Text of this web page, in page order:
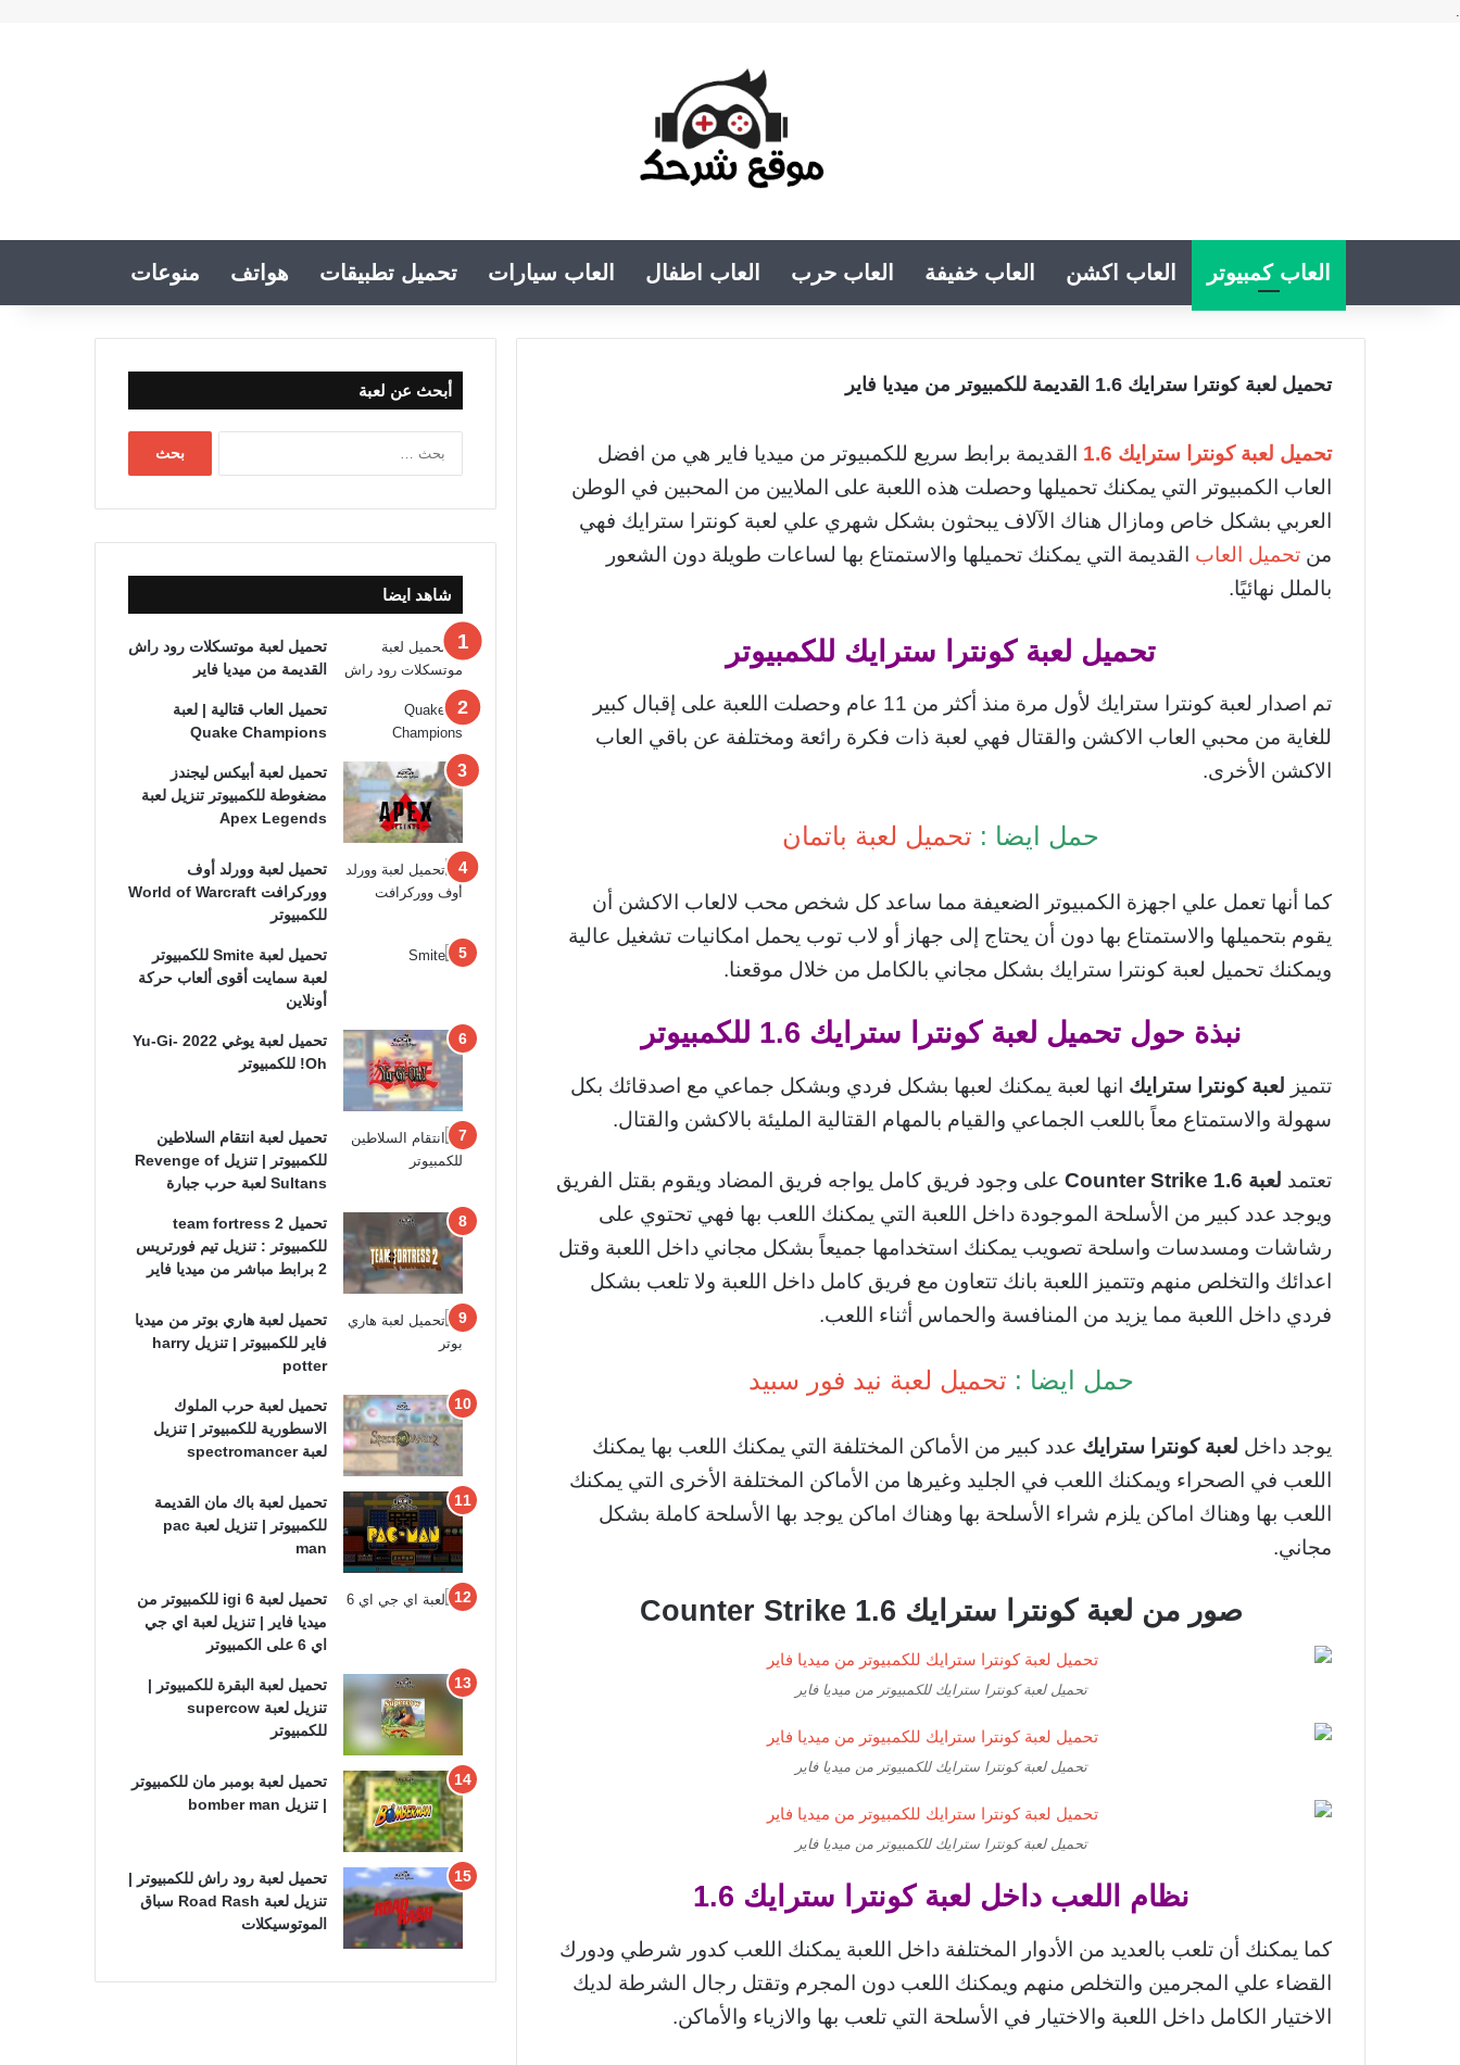
.
العاب كمبيوتر العاب اكشن العاب خفيفة العاب حرب العاب اطفال العاب سيارات تحميل تطبيقات هواتف منوعات
تحميل لعبة كونترا سترايك 1.6 القديمة للكمبيوتر من ميديا فاير
تحميل لعبة كونترا سترايك 1.6
القديمة برابط سريع للكمبيوتر من ميديا فاير هي من افضل
العاب الكمبيوتر التي يمكنك تحميلها وحصلت هذه اللعبة على الملايين من المحبين في الوطن
العربي بشكل خاص ومازال هناك الآلاف يبحثون بشكل شهري علي لعبة كونترا سترايك فهي
من تحميل العاب القديمة التي يمكنك تحميلها والاستمتاع بها لساعات طويلة دون الشعور
بالملل نهائيًا.
تحميل لعبة كونترا سترايك للكمبيوتر
تم اصدار لعبة كونترا سترايك لأول مرة منذ أكثر من 11 عام وحصلت اللعبة على إقبال كبير
للغاية من محبي العاب الاكشن والقتال فهي لعبة ذات فكرة رائعة ومختلفة عن باقي العاب
الاكشن الأخرى.
حمل ايضا : تحميل لعبة باتمان
كما أنها تعمل علي اجهزة الكمبيوتر الضعيفة مما ساعد كل شخص محب لالعاب الاكشن أن
يقوم بتحميلها والاستمتاع بها دون أن يحتاج إلى جهاز أو لاب توب يحمل امكانيات تشغيل عالية
ويمكنك تحميل لعبة كونترا سترايك بشكل مجاني بالكامل من خلال موقعنا.
نبذة حول تحميل لعبة كونترا سترايك 1.6 للكمبيوتر
تتميز لعبة كونترا سترايك انها لعبة يمكنك لعبها بشكل فردي وبشكل جماعي مع اصدقائك بكل
سهولة والاستمتاع معاً باللعب الجماعي والقيام بالمهام القتالية المليئة بالاكشن والقتال.
تعتمد لعبة Counter Strike 1.6
على وجود فريق كامل يواجه فريق المضاد ويقوم بقتل الفريق
ويوجد عدد كبير من الأسلحة الموجودة داخل اللعبة التي يمكنك اللعب بها فهي تحتوي على
رشاشات ومسدسات واسلحة تصويب يمكنك استخدامها جميعاً بشكل مجاني داخل اللعبة وقتل
اعدائك والتخلص منهم وتتميز اللعبة بانك تتعاون مع فريق كامل داخل اللعبة ولا تلعب بشكل
فردي داخل اللعبة مما يزيد من المنافسة والحماس أثناء اللعب.
حمل ايضا : تحميل لعبة نيد فور سبيد
يوجد داخل لعبة كونترا سترايك عدد كبير من الأماكن المختلفة التي يمكنك اللعب بها يمكنك
اللعب في الصحراء ويمكنك اللعب في الجليد وغيرها من الأماكن المختلفة الأخرى التي يمكنك
اللعب بها وهناك اماكن يلزم شراء الأسلحة بها وهناك اماكن يوجد بها الأسلحة كاملة بشكل
مجاني.
صور من لعبة كونترا سترايك Counter Strike 1.6
تحميل لعبة كونترا سترايك للكمبيوتر من ميديا فاير
تحميل لعبة كونترا سترايك للكمبيوتر من ميديا فاير
تحميل لعبة كونترا سترايك للكمبيوتر من ميديا فاير
نظام اللعب داخل لعبة كونترا سترايك 1.6
كما يمكنك أن تلعب بالعديد من الأدوار المختلفة داخل اللعبة يمكنك اللعب كدور شرطي ودورك
القضاء علي المجرمين والتخلص منهم ويمكنك اللعب دون المجرم وتقتل رجال الشرطة لديك
الاختيار الكامل داخل اللعبة والاختيار في الأسلحة التي تلعب بها والازياء والأماكن.
أبحث عن لعبة
شاهد ايضا
تحميل لعبة موتسكلات رود راش
القديمة من ميديا فاير
تحميل العاب قتالية | لعبة
Quake Champions
تحميل لعبة أبيكس ليجندز
مضغوطة للكمبيوتر تنزيل لعبة
Apex Legends
تحميل لعبة وورلد أوف
ووركرافت World of Warcraft
للكمبيوتر
تحميل لعبة Smite للكمبيوتر
لعبة سمايت أقوى ألعاب حركة
أونلاين
تحميل لعبة يوغي 2022 Yu-Gi-
Oh! للكمبيوتر
تحميل لعبة انتقام السلاطين
للكمبيوتر | تنزيل Revenge of
Sultans لعبة حرب جبارة
تحميل team fortress 2
للكمبيوتر : تنزيل تيم فورتريس
2 برابط مباشر من ميديا فاير
تحميل لعبة هاري بوتر من ميديا
فاير للكمبيوتر | تنزيل harry
potter
تحميل لعبة حرب الملوك
الاسطورية للكمبيوتر | تنزيل
لعبة spectromancer
تحميل لعبة باك مان القديمة
للكمبيوتر | تنزيل لعبة pac
man
تحميل لعبة igi 6 للكمبيوتر من
ميديا فاير | تنزيل لعبة اي جي
اي 6 على الكمبيوتر
تحميل لعبة البقرة للكمبيوتر |
تنزيل لعبة supercow
للكمبيوتر
تحميل لعبة بومبر مان للكمبيوتر
| تنزيل bomber man
تحميل لعبة رود راش للكمبيوتر |
تنزيل لعبة Road Rash سباق
الموتوسيكلات